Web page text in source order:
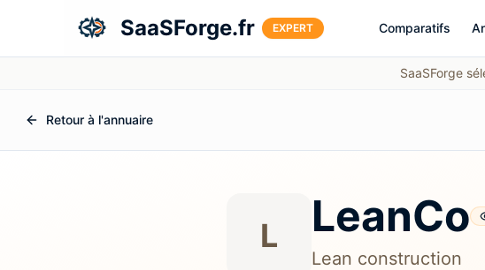
Aller au contenu principalSaaSForge.fr EXPERT Comparatifs
SaaSForge
Retour à l'annuaire
L LeanCo
Lean construction